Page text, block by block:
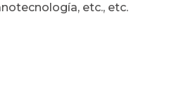
etc., etc.